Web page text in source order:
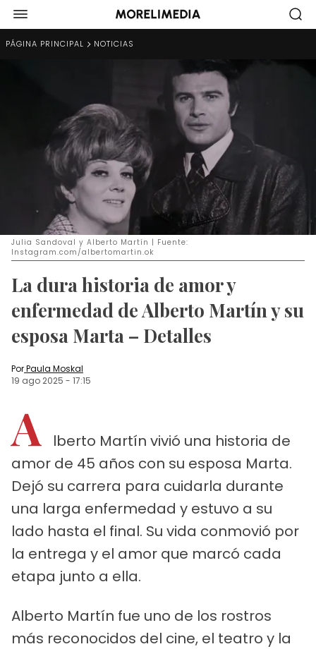
PÁGINA PRINCIPAL NOTICIAS
Julia Sandoval y Alberto Martín | Fuente:
Instagram.com/albertomartin.ok
La dura historia de amor y
enfermedad de Alberto Martín y su
esposa Marta – Detalles
PorPaula Moskal
19 ago 2025 - 17:15
A
lberto Martín vivió una historia de
amor de 45 años con su esposa Marta.
Dejó su carrera para cuidarla durante
una larga enfermedad y estuvo a su
lado hasta el final. Su vida conmovió por
la entrega y el amor que marcó cada
etapa junto a ella.
Alberto Martín fue uno de los rostros
más reconocidos del cine, el teatro y la